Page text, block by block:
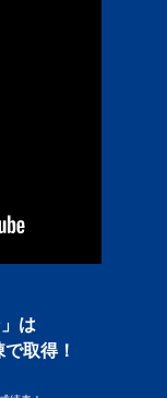
は
取得！